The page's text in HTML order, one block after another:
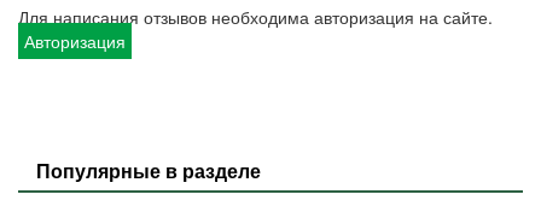
Для написания отзывов необходима авторизация на сайте.
Авторизация
Популярные в разделе